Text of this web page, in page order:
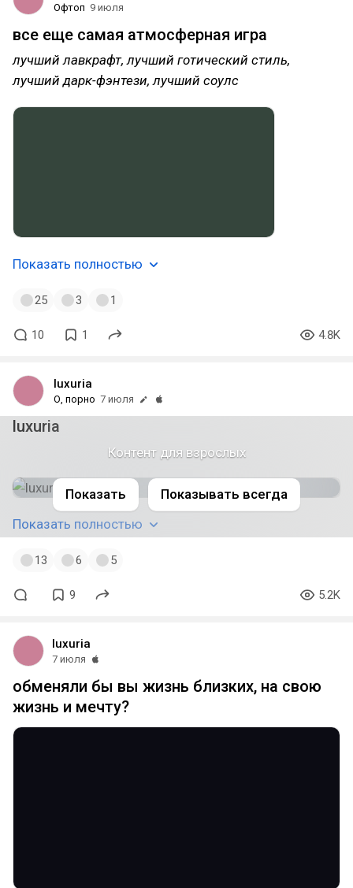
Офтоп 9 июля
все еще самая атмосферная игра
лучший лавкрафт, лучший готический стиль,
лучший дарк-фэнтези, лучший соулс
Показать полностью
25 3 1
10 1 4.8K
luxuria
О, порно 7 июля
luxuria
модель: poxbe2
Показать полностью
Контент для взрослых
Показать Показывать всегда
13 6 5
9 5.2K
luxuria
7 июля
обменяли бы вы жизнь близких, на свою
жизнь и мечту?